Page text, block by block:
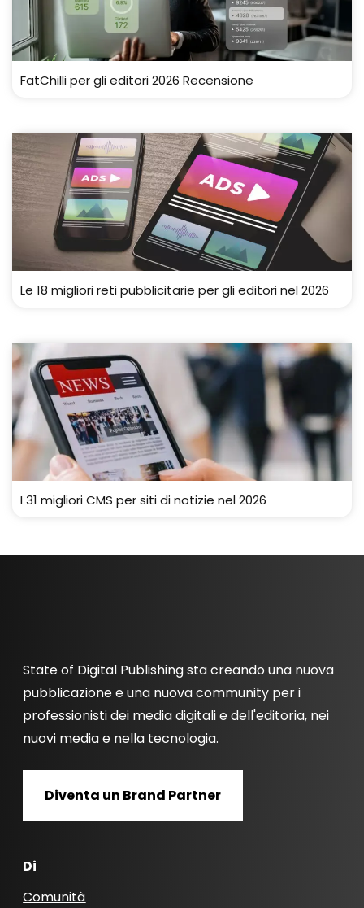
FatChilli per gli editori 2026 Recensione
Le 18 migliori reti pubblicitarie per gli editori nel 2026
I 31 migliori CMS per siti di notizie nel 2026
State of Digital Publishing sta creando una nuova
pubblicazione e una nuova community per i
professionisti dei media digitali e dell'editoria, nei
nuovi media e nella tecnologia.
Diventa un Brand Partner
Di
Comunità